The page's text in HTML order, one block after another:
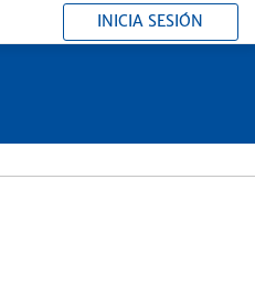
INICIA SESIÓN